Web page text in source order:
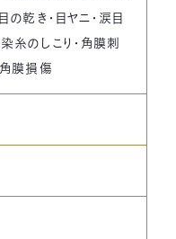
の乾き・目ヤニ・涙目
糸のしこり・角膜刺
膜損傷